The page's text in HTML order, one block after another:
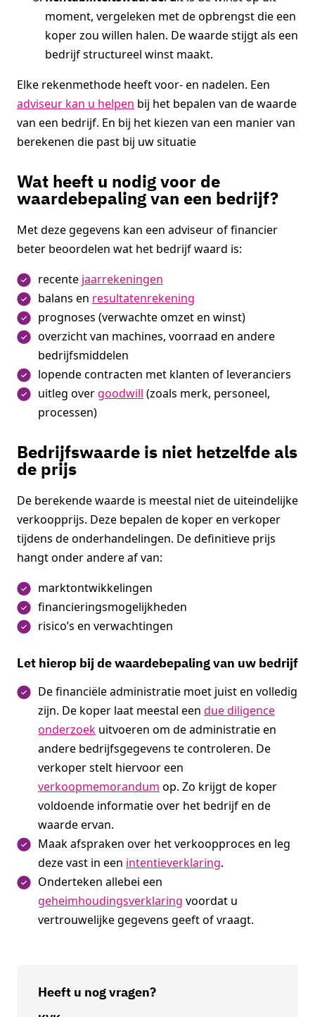
moment, vergeleken met de opbrengst die een
koper zou willen halen. De waarde stijgt als een
bedrijf structureel winst maakt.
Elke rekenmethode heeft voor- en nadelen. Een
adviseur kan u helpen bij het bepalen van de waarde
van een bedrijf. En bij het kiezen van een manier van
berekenen die past bij uw situatie
Wat heeft u nodig voor de
waardebepaling van een bedrijf?
Met deze gegevens kan een adviseur of financier
beter beoordelen wat het bedrijf waard is:
recente jaarrekeningen
balans en resultatenrekening
prognoses (verwachte omzet en winst)
overzicht van machines, voorraad en andere
bedrijfsmiddelen
lopende contracten met klanten of leveranciers
uitleg over goodwill (zoals merk, personeel,
processen)
Bedrijfswaarde is niet hetzelfde als
de prijs
De berekende waarde is meestal niet de uiteindelijke
verkoopprijs. Deze bepalen de koper en verkoper
tijdens de onderhandelingen. De definitieve prijs
hangt onder andere af van:
marktontwikkelingen
financieringsmogelijkheden
risico’s en verwachtingen
Let hierop bij de waardebepaling van uw bedrijf
De financiële administratie moet juist en volledig
zijn. De koper laat meestal een due diligence
onderzoek uitvoeren om de administratie en
andere bedrijfsgegevens te controleren. De
verkoper stelt hiervoor een
verkoopmemorandum op. Zo krijgt de koper
voldoende informatie over het bedrijf en de
waarde ervan.
Maak afspraken over het verkoopproces en leg
deze vast in een intentieverklaring.
Onderteken allebei een
geheimhoudingsverklaring voordat u
vertrouwelijke gegevens geeft of vraagt.
Heeft u nog vragen?